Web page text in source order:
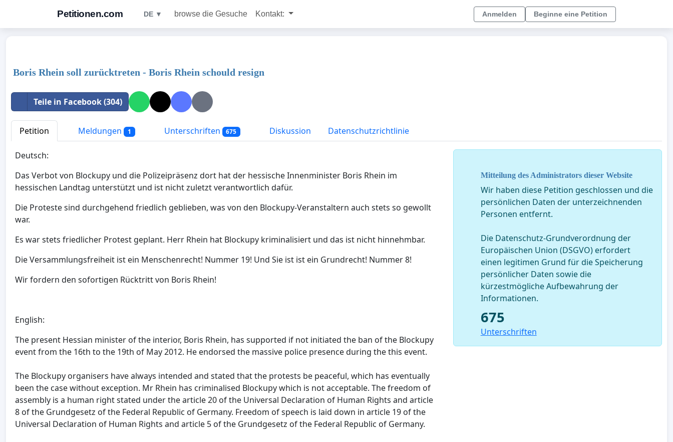
Petitionen.com DE ▼ browse die Gesuche Kontakt: Anmelden Beginne eine Petition
Boris Rhein soll zurücktreten - Boris Rhein schould resign
Teile in Facebook (304)
Petition Meldungen 1 Unterschriften 675 Diskussion Datenschutzrichtlinie
Deutsch:
Das Verbot von Blockupy und die Polizeipräsenz dort hat der hessische Innenminister Boris Rhein im
hessischen Landtag unterstützt und ist nicht zuletzt verantwortlich dafür.
Die Proteste sind durchgehend friedlich geblieben, was von den Blockupy-Veranstaltern auch stets so gewollt
war.
Es war stets friedlicher Protest geplant. Herr Rhein hat Blockupy kriminalisiert und das ist nicht hinnehmbar.
Die Versammlungsfreiheit ist ein Menschenrecht! Nummer 19! Und Sie ist ist ein Grundrecht! Nummer 8!
Wir fordern den sofortigen Rücktritt von Boris Rhein!
English:
The present Hessian minister of the interior, Boris Rhein, has supported if not initiated the ban of the Blockupy
event from the 16th to the 19th of May 2012. He endorsed the massive police presence during the this event.
The Blockupy organisers have always intended and stated that the protests be peaceful, which has eventually
been the case without exception. Mr Rhein has criminalised Blockupy which is not acceptable. The freedom of
assembly is a human right stated under the article 20 of the Universal Declaration of Human Rights and article
8 of the Grundgesetz of the Federal Republic of Germany. Freedom of speech is laid down in article 19 of the
Universal Declaration of Human Rights and article 5 of the Grundgesetz of the Federal Republic of Germany.
Mitteilung des Administrators dieser Website
Wir haben diese Petition geschlossen und die
persönlichen Daten der unterzeichnenden
Personen entfernt.
Die Datenschutz-Grundverordnung der
Europäischen Union (DSGVO) erfordert
einen legitimen Grund für die Speicherung
persönlicher Daten sowie die
kürzestmögliche Aufbewahrung der
Informationen.
675
Unterschriften